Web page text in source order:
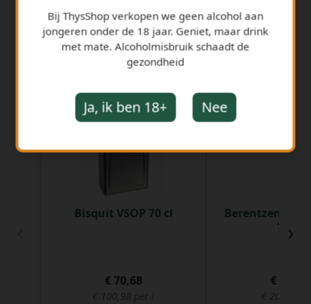
Bisquit VSOP 70 cl
€ 70,68
€ 100,98 per l
Berentzen
70 cl
€ 14,65
€ 20,93
›
Bij ThysShop verkopen we geen alcohol aan
jongeren onder de 18 jaar. Geniet, maar drink
met mate. Alcoholmisbruik schaadt de
gezondheid
Ja, ik ben 18+ Nee